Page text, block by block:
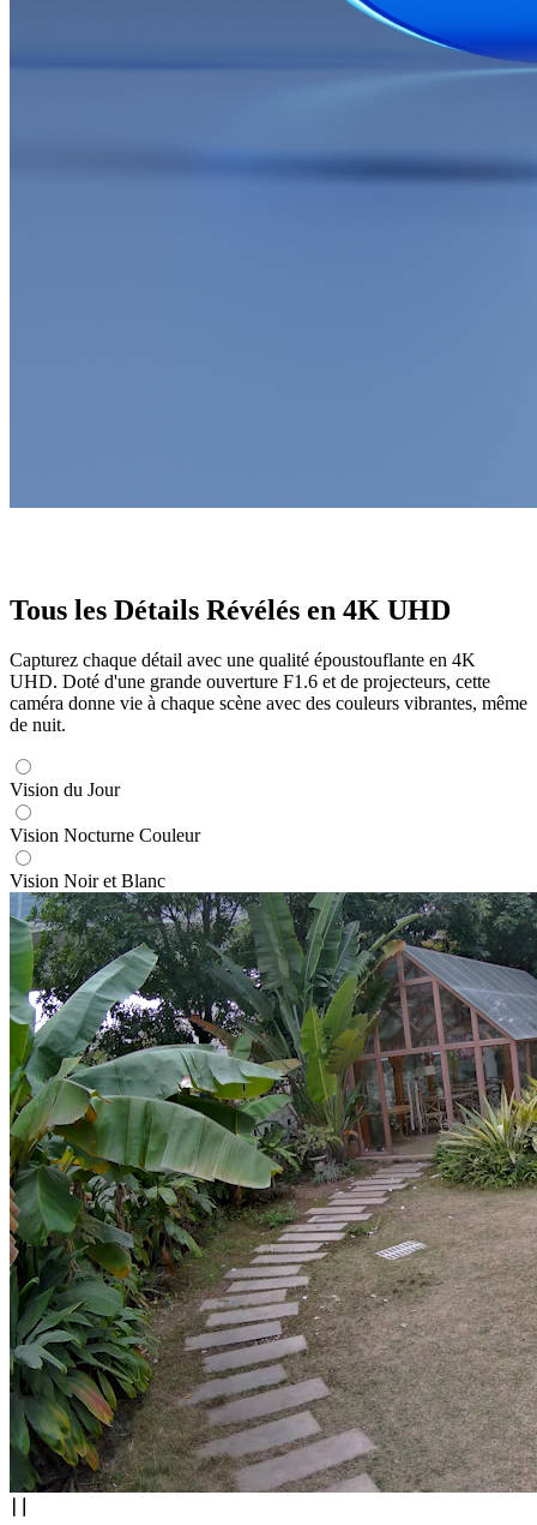
Tous les Détails Révélés en 4K UHD
Capturez chaque détail avec une qualité époustouflante en 4K
UHD. Doté d'une grande ouverture F1.6 et de projecteurs, cette
caméra donne vie à chaque scène avec des couleurs vibrantes, même
de nuit.
Vision du Jour
Vision Nocturne Couleur
Vision Noir et Blanc